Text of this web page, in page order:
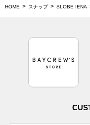
HOME スナップ SLOBE IENA